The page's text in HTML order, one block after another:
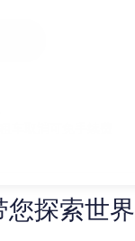
您探索世界